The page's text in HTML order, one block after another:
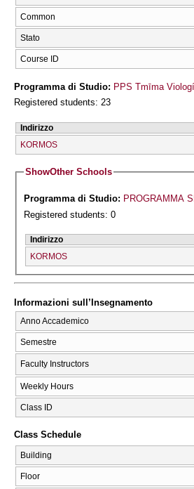
Common
Stato
Course ID
Programma di Studio: PPS Tmīma
Registered students: 23
Indirizzo
KORMOS
ShowOther Schools
Programma di Studio: PROGRAMMA
Registered students: 0
Indirizzo
KORMOS
Informazioni sull’Insegnamento
Anno Accademico
Semestre
Faculty Instructors
Weekly Hours
Class ID
Class Schedule
Building
Floor